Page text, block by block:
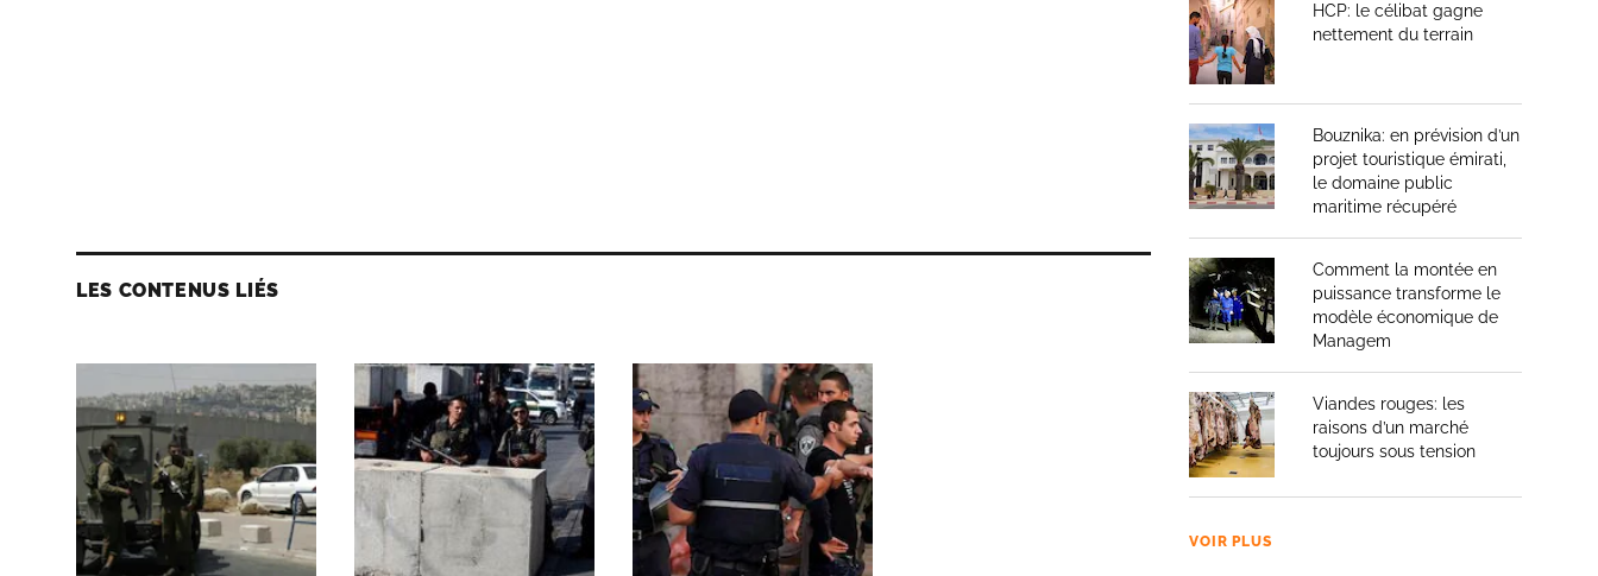
LES CONTENUS LIÉS
HCP: le célibat gagne
nettement du terrain
Bouznika: en prévision d’un
projet touristique émirati,
le domaine public
maritime récupéré
Comment la montée en
puissance transforme le
modèle économique de
Managem
Viandes rouges: les
raisons d’un marché
toujours sous tension
VOIR PLUS